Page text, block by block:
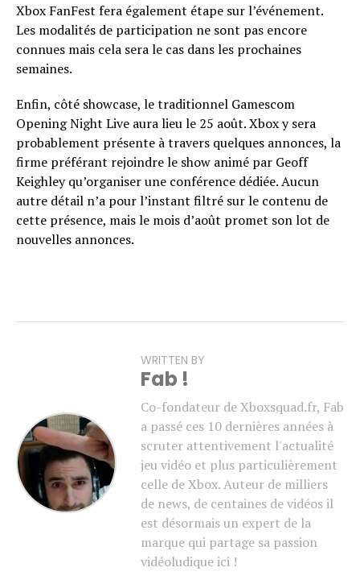
Xbox FanFest fera également étape sur l’événement.
Les modalités de participation ne sont pas encore
connues mais cela sera le cas dans les prochaines
semaines.
Enfin, côté showcase, le traditionnel Gamescom
Opening Night Live aura lieu le 25 août. Xbox y sera
probablement présente à travers quelques annonces, la
firme préférant rejoindre le show animé par Geoff
Keighley qu’organiser une conférence dédiée. Aucun
autre détail n’a pour l’instant filtré sur le contenu de
cette présence, mais le mois d’août promet son lot de
nouvelles annonces.
WRITTEN BY
Fab !
Co-fondateur de Xboxsquad.fr, Fab
a passé ces 10 dernières années à
scruter attentivement l'actualité
jeu vidéo et plus particulièrement
celle de Xbox. Auteur de milliers
de news, de centaines de vidéos il
est désormais un expert de la
marque qui partage sa passion
vidéoludique ici !